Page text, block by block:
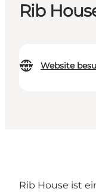
Rib
Website
Rib House ist